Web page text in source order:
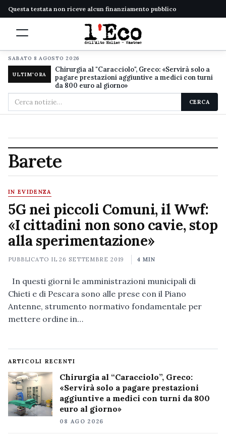
Questa testata non riceve alcun finanziamento pubblico
SABATO 8 AGOSTO 2026
ULTIM'ORA
Chirurgia al "Caracciolo", Greco: «Servirà solo a
pagare prestazioni aggiuntive a medici con turni
da 800 euro al giorno»
Cerca
nel
CERCA
Barete
IN EVIDENZA
5G nei piccoli Comuni, il Wwf:
«I cittadini non sono cavie, stop
alla sperimentazione»
PUBBLICATO IL26 SETTEMBRE 2019 4 MIN
In questi giorni le amministrazioni municipali di
Chieti e di Pescara sono alle prese con il Piano
Antenne, strumento normativo fondamentale per
mettere ordine in…
ARTICOLI RECENTI
Chirurgia al “Caracciolo”, Greco:
«Servirà solo a pagare prestazioni
aggiuntive a medici con turni da 800
euro al giorno»
08 AGO 2026